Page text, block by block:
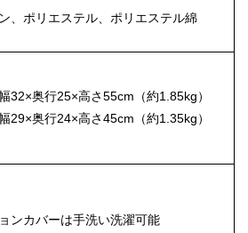
、ポリエステル、ポリエステル綿
32×奥行25×高さ55cm（約1.85kg）
29×奥行24×高さ45cm（約1.35kg）
ンカバーは手洗い洗濯可能